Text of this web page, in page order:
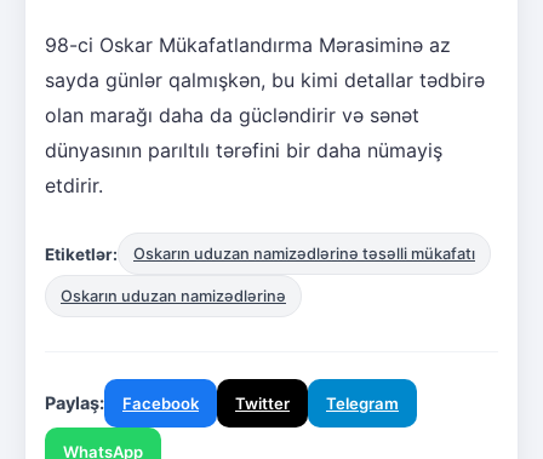
98-ci Oskar Mükafatlandırma Mərasiminə az
sayda günlər qalmışkən, bu kimi detallar tədbirə
olan marağı daha da gücləndirir və sənət
dünyasının parıltılı tərəfini bir daha nümayiş
etdirir.
Etiketlər: Oskarın uduzan namizədlərinə təsəlli mükafatı
Oskarın uduzan namizədlərinə
Paylaş: Facebook Twitter Telegram
WhatsApp